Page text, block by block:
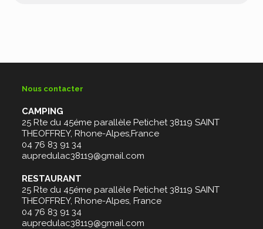
Nous contacter
CAMPING
25 Rte du 45éme parallèle Petichet 38119 SAINT
THEOFFREY, Rhone-Alpes,France
04 76 83 91 34
aupredulac38119@gmail.com
RESTAURANT
25 Rte du 45éme parallèle Petichet 38119 SAINT
THEOFFREY, Rhone-Alpes, France
04 76 83 91 34
aupredulac38119@gmail.com